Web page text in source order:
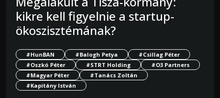
kikre kell figyelnie a startup-
ökoszisztémának?
#HunBAN #Balogh Petya
#Csillag Péter
#Oszkó Péter
#STRT Holding
#O3 Partners
#Magyar Péter
#Tanács Zoltán
#Kapitány István